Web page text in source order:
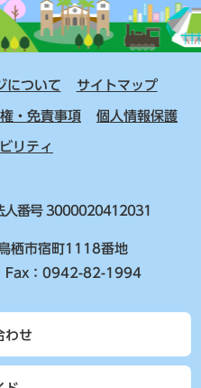
について サイトマップ
・免責事項 個人情報保護
リティ
人番号 3000020412031
栖市宿町1118番地
：0942-82-1994
わせ